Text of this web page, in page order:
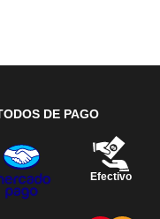
DE PAGO
Efectivo